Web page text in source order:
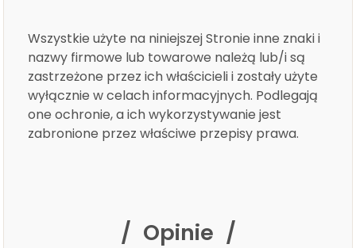
Wszystkie użyte na niniejszej Stronie inne znaki i
nazwy firmowe lub towarowe należą lub/i są
zastrzeżone przez ich właścicieli i zostały użyte
wyłącznie w celach informacyjnych. Podlegają
one ochronie, a ich wykorzystywanie jest
zabronione przez właściwe przepisy prawa.
Opinie